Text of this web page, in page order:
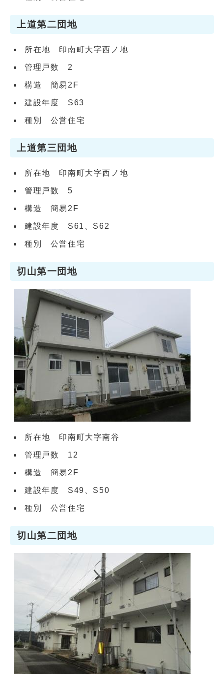
上道第二団地
所在地 印南町大字西ノ地
管理戸数 2
構造 簡易2F
建設年度 S63
種別 公営住宅
上道第三団地
所在地 印南町大字西ノ地
管理戸数 5
構造 簡易2F
建設年度 S61、S62
種別 公営住宅
切山第一団地
所在地 印南町大字南谷
管理戸数 12
構造 簡易2F
建設年度 S49、S50
種別 公営住宅
切山第二団地